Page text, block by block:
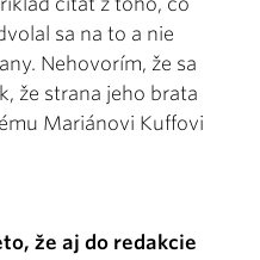
sa na to a nie
Nehovorím, že sa
že strana jeho brata
Mariánovi Kuffovi
že aj do redakcie